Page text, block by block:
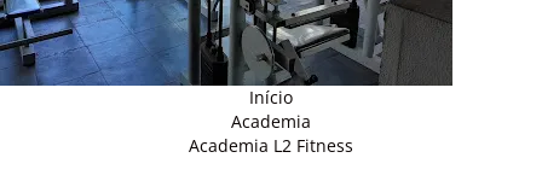
Início
Academia
Academia L2 Fitness